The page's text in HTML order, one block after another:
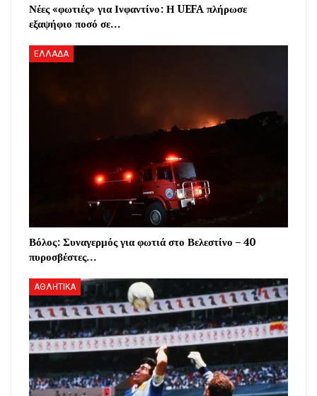
Νέες «φωτιές» για Ινφαντίνο: Η UEFA πλήρωσε
εξαψήφιο ποσό σε…
ΕΛΛΑΔΑ
Βόλος: Συναγερμός για φωτιά στο Βελεστίνο – 40
πυροσβέστες…
ΑΘΛΗΤΙΚΑ